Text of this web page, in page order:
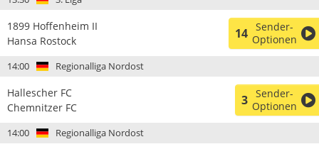
1899 Hoffenheim II
Hansa Rostock
14 Sender-
Optionen
14:00 Regionalliga Nordost
Hallescher FC
Chemnitzer FC
3 Sender-
Optionen
14:00 Regionalliga Nordost